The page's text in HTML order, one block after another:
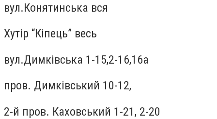
вул.Конятинська вся
Хутір “Кіпець” весь
вул.Димкiвська 1-15,2-16,16а
пров. Димкiвський 10-12,
2-й пров. Каховський 1-21, 2-20